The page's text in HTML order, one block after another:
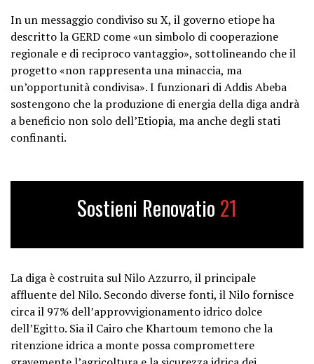
In un messaggio condiviso su X, il governo etiope ha
descritto la GERD come «un simbolo di cooperazione
regionale e di reciproco vantaggio», sottolineando che il
progetto «non rappresenta una minaccia, ma
un’opportunità condivisa». I funzionari di Addis Abeba
sostengono che la produzione di energia della diga andrà
a beneficio non solo dell’Etiopia, ma anche degli stati
confinanti.
Sostieni Renovatio 21
La diga è costruita sul Nilo Azzurro, il principale
affluente del Nilo. Secondo diverse fonti, il Nilo fornisce
circa il 97% dell’approvvigionamento idrico dolce
dell’Egitto. Sia il Cairo che Khartoum temono che la
ritenzione idrica a monte possa compromettere